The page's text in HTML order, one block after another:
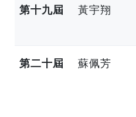
第十九屆 黃宇翔
第二十屆 蘇佩芳